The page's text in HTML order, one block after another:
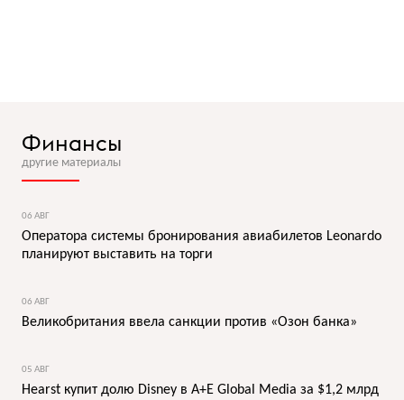
Финансы
другие материалы
06 АВГ
Оператора системы бронирования авиабилетов Leonardo
планируют выставить на торги
06 АВГ
Великобритания ввела санкции против «Озон банка»
05 АВГ
Hearst купит долю Disney в A+E Global Media за $1,2 млрд